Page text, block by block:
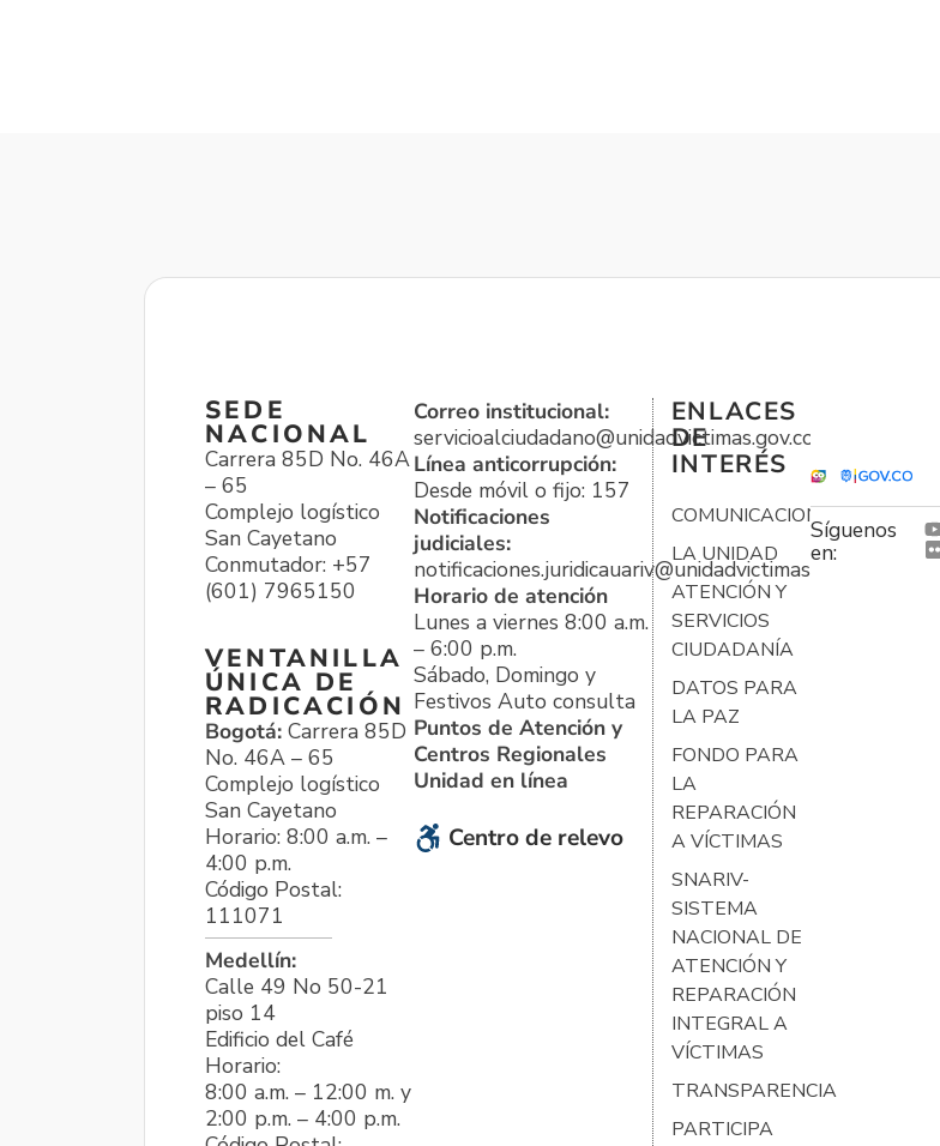
SEDE
NACIONAL
Carrera 85D No. 46A
– 65
Complejo logístico
San Cayetano
Conmutador: +57
(601) 7965150
VENTANILLA
ÚNICA DE
RADICACIÓN
Bogotá: Carrera 85D
No. 46A – 65
Complejo logístico
San Cayetano
Horario: 8:00 a.m. –
4:00 p.m.
Código Postal:
111071
Medellín:
Calle 49 No 50-21
piso 14
Edificio del Café
Horario:
8:00 a.m. – 12:00 m. y
2:00 p.m. – 4:00 p.m.
Correo institucional:
servicioalciudadano@unidadvictimas.gov.co
Línea anticorrupción:
Desde móvil o fijo: 157
Notificaciones
judiciales:
notificaciones.juridicauariv@unidadvictimas.gov.co
Horario de atención
Lunes a viernes 8:00 a.m.
– 6:00 p.m.
Sábado, Domingo y
Festivos Auto consulta
Puntos de Atención y
Centros Regionales
Unidad en línea
Centro de relevo
ENLACES
DE
INTERÉS
COMUNICACIONES
LA UNIDAD
ATENCIÓN Y
SERVICIOS
CIUDADANÍA
DATOS PARA
LA PAZ
FONDO PARA
LA
REPARACIÓN
A VÍCTIMAS
SNARIV-
SISTEMA
NACIONAL DE
ATENCIÓN Y
REPARACIÓN
INTEGRAL A
VÍCTIMAS
TRANSPARENCIA
PARTICIPA
Síguenos
en: